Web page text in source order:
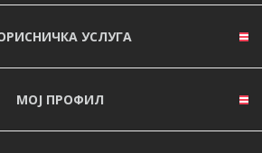
УСЛУГА
МОЈ ПРОФИЛ